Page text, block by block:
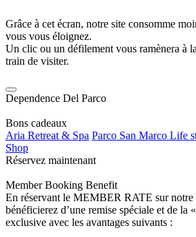
Grâce à cet écran, notre site consomme
vous vous éloignez.
Un clic ou un défilement vous ramènera à
train de visiter.
Dependence Del Parco
Bons cadeaux
Aria Retreat & Spa Parco San Marco Life
Shop
Réservez maintenant
Member Booking Benefit
En réservant le MEMBER RATE sur notre
bénéficierez d’une remise spéciale et de la
exclusive avec les avantages suivants :